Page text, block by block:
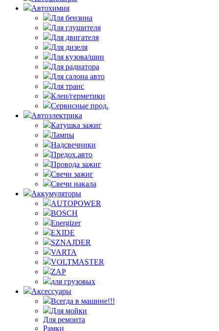
Автохимия
Для бензина
Для глушителя
Для двигателя
Для дизеля
Для кузова/шин
Для радиатора
Для салона авто
Для транс
Клеи/герметики
Сервисные прод.
Автоэлектрика
Катушка зажиг
Лампы
Надсвечники
Предох.авто
Провода зажиг
Свечи зажиг
Свечи накала
Аккумуляторы
AUTOPOWER
BOSCH
Energizer
EXIDE
SZNAJDER
VARTA
VOLTMASTER
ZAP
для грузовых
Аксессуары
Всегда в машине!!!
Для мойки
Для ремонта
Рамки